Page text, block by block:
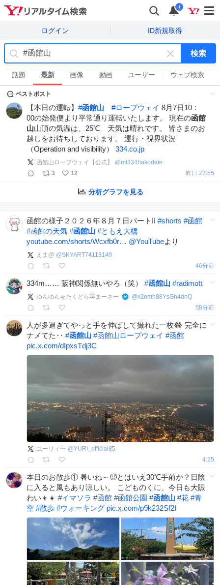
i
ログイン ID新規取得
キ
ー
ワ
ド
を
消
す
検索
話題 最新 画像 動画 ユーザー ウェブ検索
ベストポスト
【本日の運転】 #函館山 #ロープウェイ 8月7日10：
00の始発便より平常通り運転いたします。 現在の函館
山山頂の気温は、25℃ 天気は晴れです。 皆さまのお
越しをお待ちしております。 運行・視界状況
（Operation and visibility） 334.co.jp
函館山ロープウェイ【公式】 @mt334hakodate
3
12 昨日 23:55
分析グラフを見る
函館の様子２０２６年８月７日パートII #shorts #函館
#函館の天気 #函館山 #ともえ大橋
youtube.com/shorts/Wcxfb0r… @YouTubeより
えま@ @SKYART74113149
46分前
334m…… 阪神関係無いやろ（笑） #函館山 #radimott
ゆんゆん🛸たくどら🚕まーさー @x2omb88YsGh4dnQ
58分前
人が多過ぎてやっと手を伸ばして撮れた一枚😂 完全に
ナメてた‥ #函館山 #函館山ロープウェイ #函館
pic.x.com/dIpxsTdj3C
ユーリィ〜 @YURI_official85
4:25
本日のお散歩① 暑いね～🥵とはいえ30℃手前か？日陰
に入ると風もあり涼しい。 こどものくに、今日も大賑
わい👦👧 #イマソラ #函館 #函館公園 #函館山 #花 #青
空 #散歩 #ウォーキング pic.x.com/p9k232Sf2I